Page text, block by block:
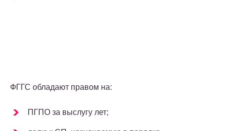
ФГГС обладают правом на:
ПГПО за выслугу лет;